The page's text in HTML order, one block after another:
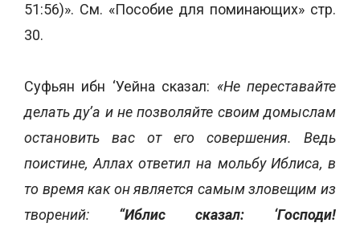
51:56)». См. «Пособие для поминающих» стр.
30.
Суфьян ибн ‘Уейна сказал: «Не переставайте
делать ду’а и не позволяйте своим домыслам
остановить вас от его совершения. Ведь
поистине, Аллах ответил на мольбу Иблиса, в
то время как он является самым зловещим из
творений: “Иблис сказал: ‘Господи!